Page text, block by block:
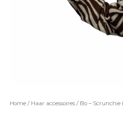
Home/ Haar accessoires/ Bo – Scrunchie